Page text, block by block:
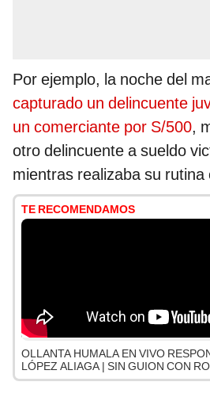
Por ejemplo, la noche del
capturado un delincuente
un comerciante por S/500,
otro delincuente a sueldo
mientras realizaba su rutina
TE RECOMENDAMOS
OLLANTA HUMALA EN VIVO
LÓPEZ ALIAGA | SIN GUION CON